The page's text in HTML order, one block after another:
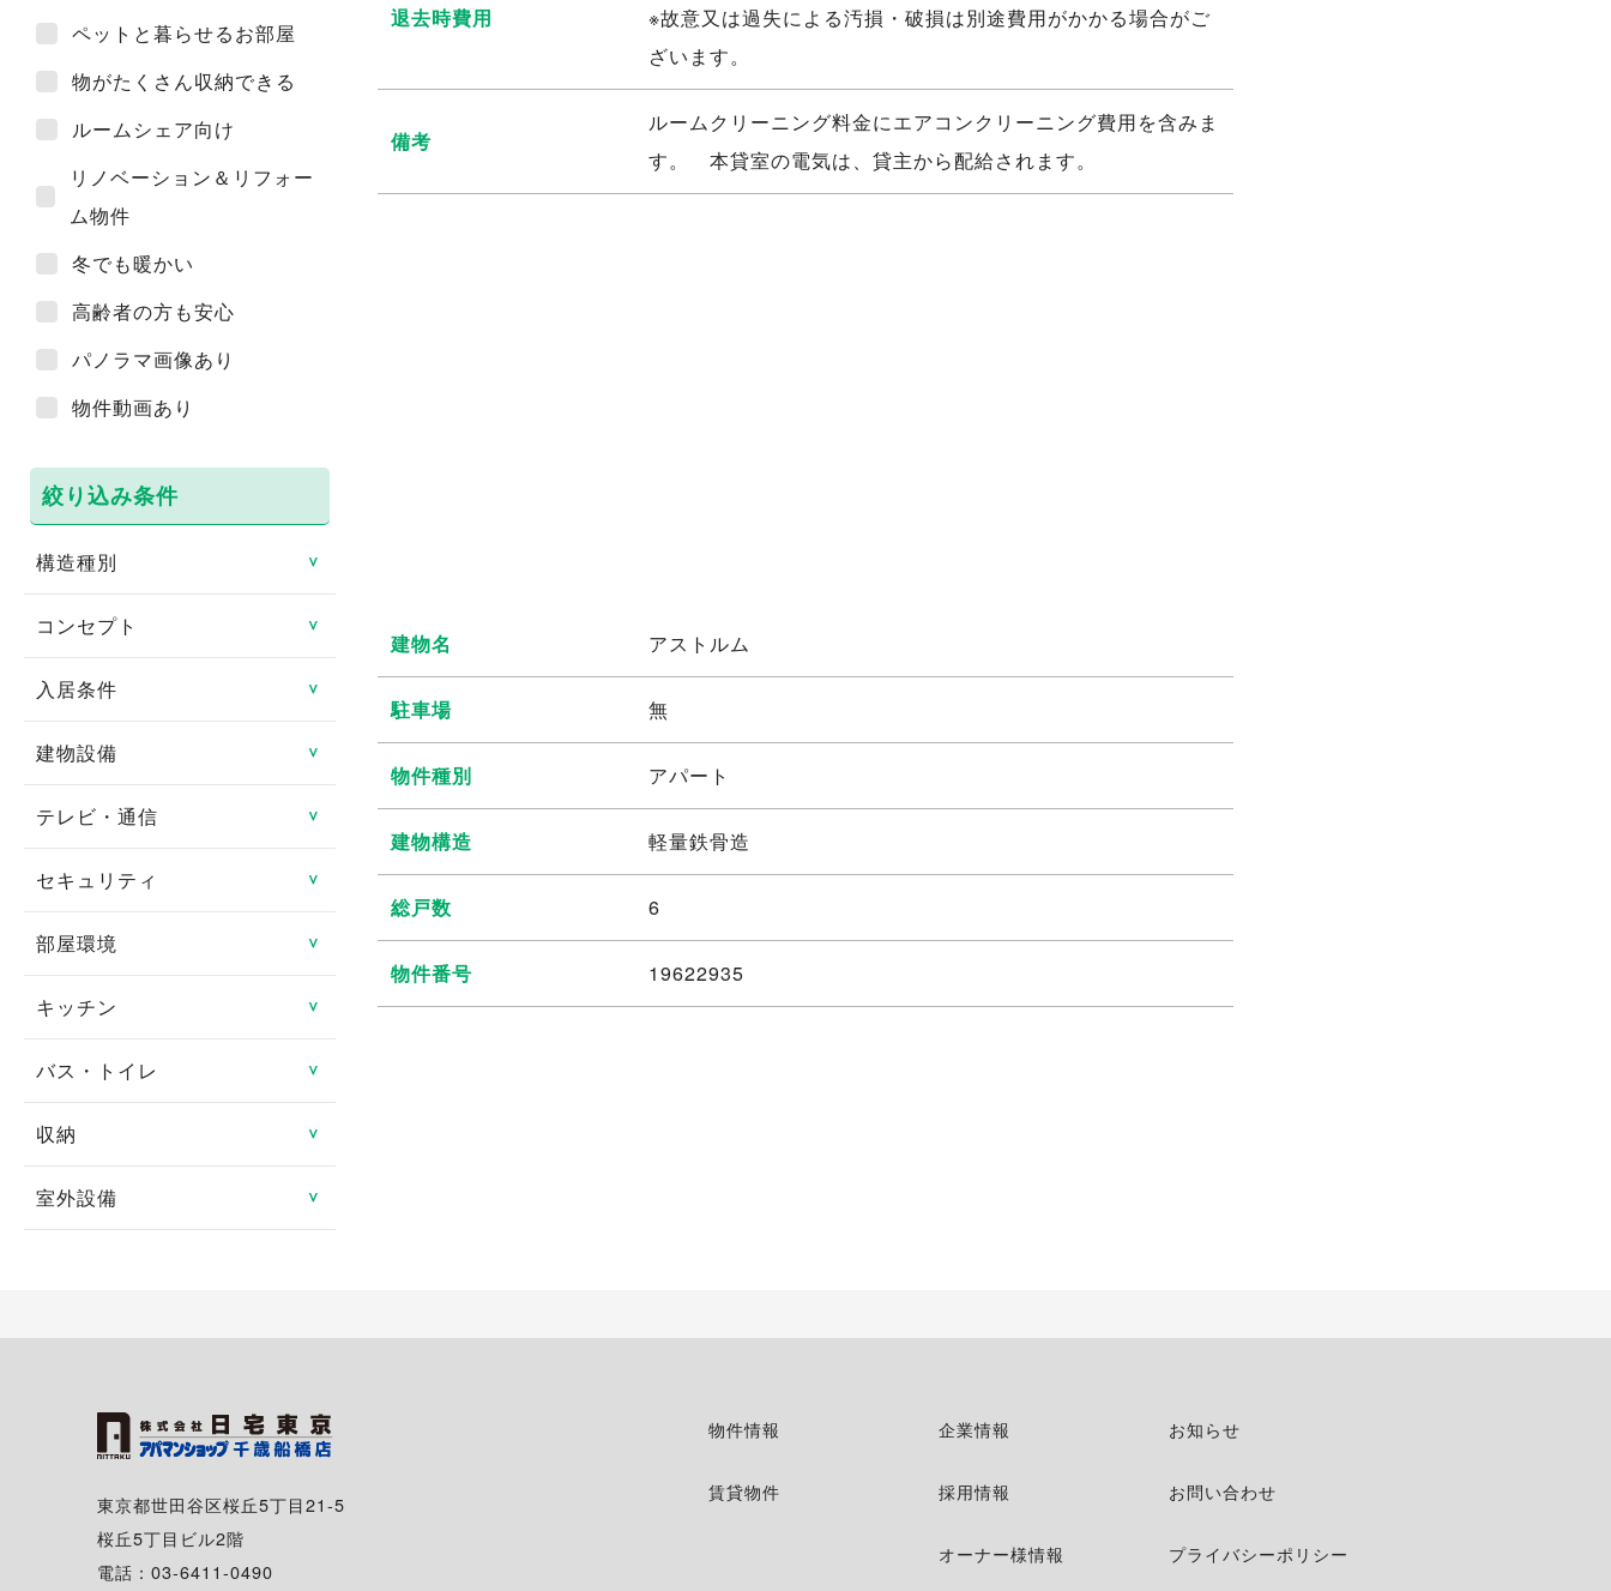
ペットと暮らせるお部屋
物がたくさん収納できる
ルームシェア向け
リノベーション＆リフォー
ム物件
冬でも暖かい
高齢者の方も安心
パノラマ画像あり
物件動画あり
絞り込み条件
構造種別 ＞
鉄骨造
鉄筋コンクリート造
鉄骨鉄筋コンクリート造
軽量鉄骨造
木造
コンセプト ＞
リノベーション物件
リフォーム済み
日当たり良好
閑静な住宅街
タイル貼り
デザイナーズ賃貸物件
分譲賃貸
入居条件 ＞
即入居可
ペット相談可
連帯保証人不要
女性限定
ルームシェア可
高齢者向け
建物設備 ＞
エレベータ
バリアフリー
ゴミ集積場
宅配ボックス
オール電化
テレビ・通信 ＞
CATV
CSアンテナ
インターネット対応
地デジ対応TV付
光ファイバー
セキュリティ ＞
TVインターフォン
オートロック
24時間緊急対応
管理人あり
部屋環境 ＞
フローリング
ロフト
エアコン
1階
角部屋
バルコニー・ベランダ
出窓
南向き
キッチン ＞
システムキッチン
ＩＨクッキングヒータ
コンロ2口以上
ディスポーザー
バス・トイレ ＞
室内洗濯機置き場
追い焚き
温水洗浄暖房便座
浴室換気乾燥機
収納 ＞
トランクルーム
ウォークインクローゼッ
ト
室外設備 ＞
バイク置き場
退去時費用
※故意又は過失による汚損・破損は別途費用がかかる場合がご
ざいます。
備考
ルームクリーニング料金にエアコンクリーニング費用を含みま
す。 本貸室の電気は、貸主から配給されます。
建物名 アストルム
駐車場 無
物件種別 アパート
建物構造 軽量鉄骨造
総戸数 6
物件番号 19622935
東京都世田谷区桜丘5丁目21-5
桜丘5丁目ビル2階
電話：03-6411-0490
物件情報
賃貸物件
企業情報
採用情報
オーナー様情報
お知らせ
お問い合わせ
プライバシーポリシー